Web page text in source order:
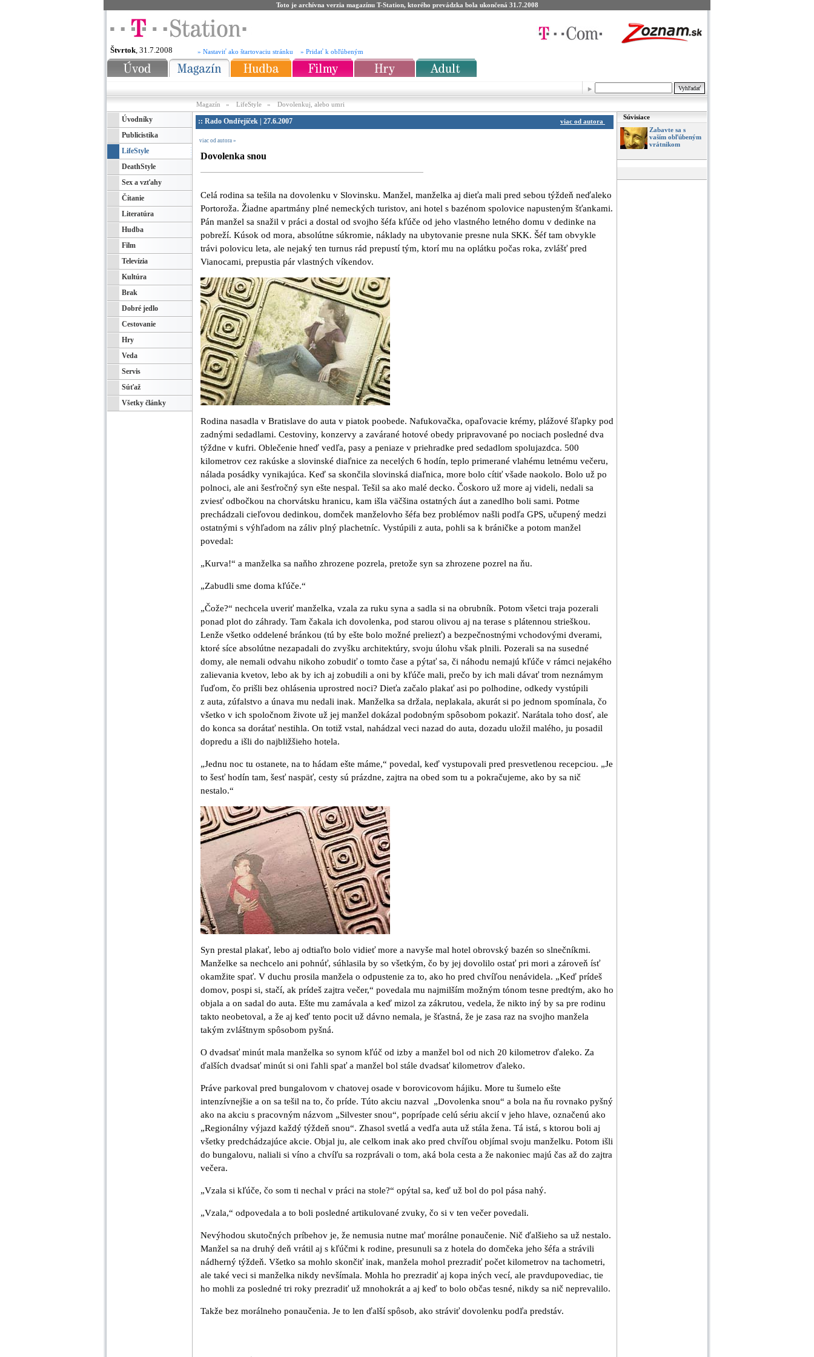
Toto je archívna verzia magazínu T-Station, ktorého prevádzka bola ukončená 31.7.2008
Štvrtok, 31.7.2008 » Nastaviť ako štartovaciu stránku » Pridať k obľúbeným
Magazín » LifeStyle » Dovolenkuj, alebo umri
Úvodníky
Publicistika
LifeStyle
DeathStyle
Sex a vzťahy
Čítanie
Literatúra
Hudba
Film
Televízia
Kultúra
Brak
Dobré jedlo
Cestovanie
Hry
Veda
Servis
Súťaž
Všetky články
:: Rado Ondřejíček | 27.6.2007 viac od autora
viac od autora »
Dovolenka snou
Celá rodina sa tešila na dovolenku v Slovinsku. Manžel, manželka aj dieťa mali pred sebou týždeň neďaleko
Portoroža. Žiadne apartmány plné nemeckých turistov, ani hotel s bazénom spolovice napusteným šťankami.
Pán manžel sa snažil v práci a dostal od svojho šéfa kľúče od jeho vlastného letného domu v dedinke na
pobreží. Kúsok od mora, absolútne súkromie, náklady na ubytovanie presne nula SKK. Šéf tam obvykle
trávi polovicu leta, ale nejaký ten turnus rád prepustí tým, ktorí mu na oplátku počas roka, zvlášť pred
Vianocami, prepustia pár vlastných víkendov.
Rodina nasadla v Bratislave do auta v piatok poobede. Nafukovačka, opaľovacie krémy, plážové šľapky pod
zadnými sedadlami. Cestoviny, konzervy a zavárané hotové obedy pripravované po nociach posledné dva
týždne v kufri. Oblečenie hneď vedľa, pasy a peniaze v priehradke pred sedadlom spolujazdca. 500
kilometrov cez rakúske a slovinské diaľnice za necelých 6 hodín, teplo primerané vlahému letnému večeru,
nálada posádky vynikajúca. Keď sa skončila slovinská diaľnica, more bolo cítiť všade naokolo. Bolo už po
polnoci, ale ani šesťročný syn ešte nespal. Tešil sa ako malé decko. Čoskoro už more aj videli, nedali sa
zviesť odbočkou na chorvátsku hranicu, kam išla väčšina ostatných áut a zanedlho boli sami. Potme
prechádzali cieľovou dedinkou, domček manželovho šéfa bez problémov našli podľa GPS, učupený medzi
ostatnými s výhľadom na záliv plný plachetníc. Vystúpili z auta, pohli sa k bráničke a potom manžel
povedal:
„Kurva!“ a manželka sa naňho zhrozene pozrela, pretože syn sa zhrozene pozrel na ňu.
„Zabudli sme doma kľúče.“
„Čože?“ nechcela uveriť manželka, vzala za ruku syna a sadla si na obrubník. Potom všetci traja pozerali
ponad plot do záhrady. Tam čakala ich dovolenka, pod starou olivou aj na terase s plátennou strieškou.
Lenže všetko oddelené bránkou (tú by ešte bolo možné preliezť) a bezpečnostnými vchodovými dverami,
ktoré síce absolútne nezapadali do zvyšku architektúry, svoju úlohu však plnili. Pozerali sa na susedné
domy, ale nemali odvahu nikoho zobudiť o tomto čase a pýtať sa, či náhodu nemajú kľúče v rámci nejakého
zalievania kvetov, lebo ak by ich aj zobudili a oni by kľúče mali, prečo by ich mali dávať trom neznámym
ľuďom, čo prišli bez ohlásenia uprostred noci? Dieťa začalo plakať asi po polhodine, odkedy vystúpili
z auta, zúfalstvo a únava mu nedali inak. Manželka sa držala, neplakala, akurát si po jednom spomínala, čo
všetko v ich spoločnom živote už jej manžel dokázal podobným spôsobom pokaziť. Narátala toho dosť, ale
do konca sa dorátať nestihla. On totiž vstal, nahádzal veci nazad do auta, dozadu uložil malého, ju posadil
dopredu a išli do najbližšieho hotela.
„Jednu noc tu ostanete, na to hádam ešte máme,“ povedal, keď vystupovali pred presvetlenou recepciou. „Je
to šesť hodín tam, šesť naspäť, cesty sú prázdne, zajtra na obed som tu a pokračujeme, ako by sa nič
nestalo.“
Syn prestal plakať, lebo aj odtiaľto bolo vidieť more a navyše mal hotel obrovský bazén so slnečníkmi.
Manželke sa nechcelo ani pohnúť, súhlasila by so všetkým, čo by jej dovolilo ostať pri mori a zároveň ísť
okamžite spať. V duchu prosila manžela o odpustenie za to, ako ho pred chvíľou nenávidela. „Keď prídeš
domov, pospi si, stačí, ak prídeš zajtra večer,“ povedala mu najmilším možným tónom tesne predtým, ako ho
objala a on sadal do auta. Ešte mu zamávala a keď mizol za zákrutou, vedela, že nikto iný by sa pre rodinu
takto neobetoval, a že aj keď tento pocit už dávno nemala, je šťastná, že je zasa raz na svojho manžela
takým zvláštnym spôsobom pyšná.
O dvadsať minút mala manželka so synom kľúč od izby a manžel bol od nich 20 kilometrov ďaleko. Za
ďalších dvadsať minút si oni ľahli spať a manžel bol stále dvadsať kilometrov ďaleko.
Práve parkoval pred bungalovom v chatovej osade v borovicovom hájiku. More tu šumelo ešte
intenzívnejšie a on sa tešil na to, čo príde. Túto akciu nazval „Dovolenka snou“ a bola na ňu rovnako pyšný
ako na akciu s pracovným názvom „Silvester snou“, poprípade celú sériu akcií v jeho hlave, označenú ako
„Regionálny výjazd každý týždeň snou“. Zhasol svetlá a vedľa auta už stála žena. Tá istá, s ktorou boli aj
všetky predchádzajúce akcie. Objal ju, ale celkom inak ako pred chvíľou objímal svoju manželku. Potom išli
do bungalovu, naliali si víno a chvíľu sa rozprávali o tom, aká bola cesta a že nakoniec majú čas až do zajtra
večera.
„Vzala si kľúče, čo som ti nechal v práci na stole?“ opýtal sa, keď už bol do pol pása nahý.
„Vzala,“ odpovedala a to boli posledné artikulované zvuky, čo si v ten večer povedali.
Nevýhodou skutočných príbehov je, že nemusia nutne mať morálne ponaučenie. Nič ďalšieho sa už nestalo.
Manžel sa na druhý deň vrátil aj s kľúčmi k rodine, presunuli sa z hotela do domčeka jeho šéfa a strávili
nádherný týždeň. Všetko sa mohlo skončiť inak, manžela mohol prezradiť počet kilometrov na tachometri,
ale také veci si manželka nikdy nevšímala. Mohla ho prezradiť aj kopa iných vecí, ale pravdupovediac, tie
ho mohli za posledné tri roky prezradiť už mnohokrát a aj keď to bolo občas tesné, nikdy sa nič neprevalilo.
Takže bez morálneho ponaučenia. Je to len ďalší spôsob, ako stráviť dovolenku podľa predstáv.
Súvisiace
Zabavte sa s
vaším obľúbeným
vrátnikom